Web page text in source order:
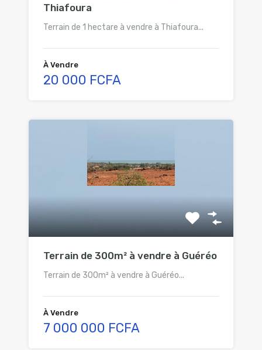
Thiafoura
Terrain de 1 hectare à vendre à Thiafoura...
À Vendre
20 000 FCFA
Terrain de 300m² à vendre à Guéréo
Terrain de 300m² à vendre à Guéréo...
À Vendre
7 000 000 FCFA